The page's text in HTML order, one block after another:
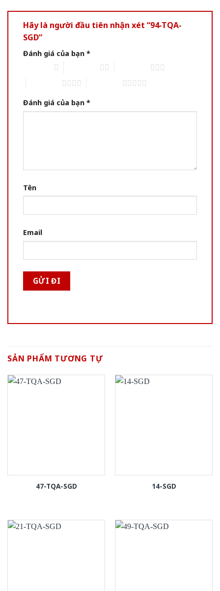
Hãy là người đầu tiên nhận xét “94-TQA-
SGD”
Đánh giá của bạn *
Đánh giá của bạn *
Tên
Email
SẢN PHẨM TƯƠNG TỰ
47-TQA-SGD 14-SGD